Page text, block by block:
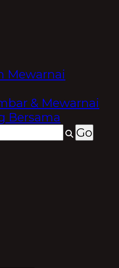
Mewarnai
& Mewarnai
Bersama